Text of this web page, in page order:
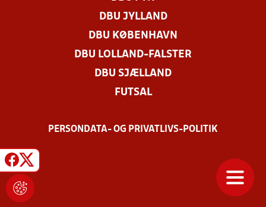
DBU JYLLAND
DBU KØBENHAVN
DBU LOLLAND-FALSTER
DBU SJÆLLAND
FUTSAL
PERSONDATA- OG PRIVATLIVS-POLITIK